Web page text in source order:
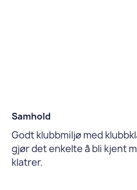
Samhold
Godt klubbmiljø med
gjør det enkelte å bli kjent
klatrer.